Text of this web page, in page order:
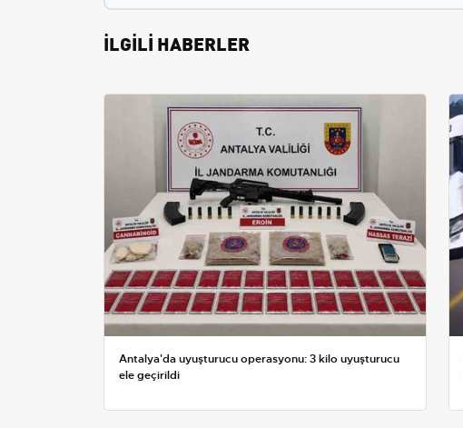
İLGİLİ HABERLER
Antalya'da uyuşturucu operasyonu: 3 kilo uyuşturucu
ele geçirildi